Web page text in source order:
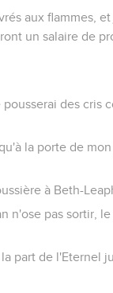
aux flammes,
un salaire de
des cris
la porte de mon
à Beth-
n'ose pas sortir,
part de l'Eternel